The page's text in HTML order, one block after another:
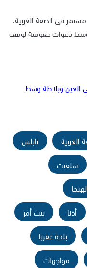
في الضفة الغربية،
دعوات حقوقية لوقف
العين وبلاطة وسط
الغربية
نابلس
سلفيت
أذنا
بيت أمر
بلدة عقربا
مواجهات